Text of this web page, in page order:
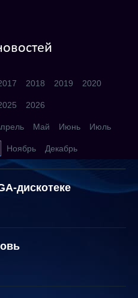
2018 2019 2020
2026
Май Июнь Июль
Ноябрь Декабрь
дискотеке